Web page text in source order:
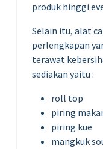
produk hinggi
Selain itu, alat
perlengkapan
terawat
sediakan yaitu :
roll top
piring
piring kue
mangkuk